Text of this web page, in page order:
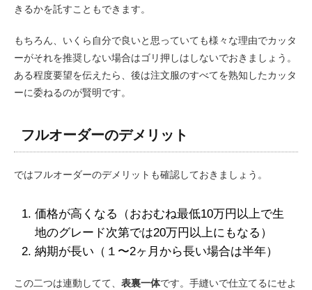
きるかを託すこともできます。
もちろん、いくら自分で良いと思っていても様々な理由でカッタ
ーがそれを推奨しない場合はゴリ押しはしないでおきましょう。
ある程度要望を伝えたら、後は注文服のすべてを熟知したカッタ
ーに委ねるのが賢明です。
フルオーダーのデメリット
ではフルオーダーのデメリットも確認しておきましょう。
価格が高くなる（おおむね最低10万円以上で生
地のグレード次第では20万円以上にもなる）
納期が長い（１〜2ヶ月から長い場合は半年）
この二つは連動してて、 表裏一体です。手縫いで仕立てるにせよ